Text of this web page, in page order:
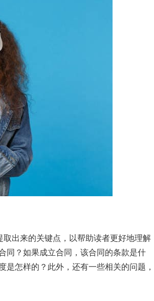
出来的关键点，以帮助读者更好地理解
同？如果成立合同，该合同的条款是什
怎样的？此外，还有一些相关的问题，